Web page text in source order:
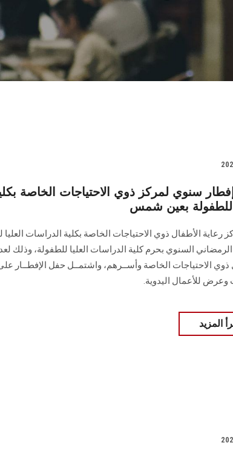
سنوي لمركز ذوي الاحتياجات الخاصة
للطفولة بعين شمس
رعاية الأطفال ذوي الاحتياجات الخاصة بكلية الدراسات
ذوي الاحتياجات الخاصة وأســرهم، واشتمــل حفل الإفطــار
وعرض للأعمال اليدوية.
المزيد